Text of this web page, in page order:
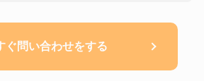
ぐ問い合わせをする